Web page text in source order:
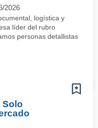
2026
logística y
líder del rubro
personas detallistas
Solo